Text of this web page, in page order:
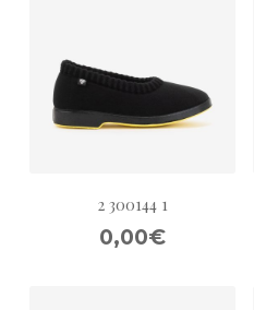
2 300144 1
0,00€